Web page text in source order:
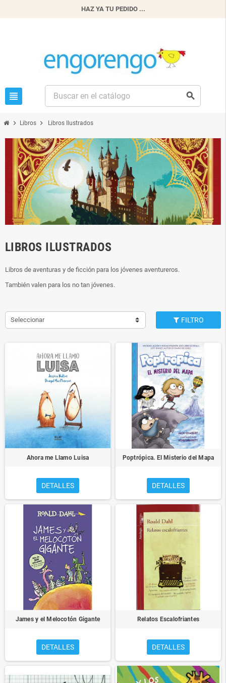
HAZ YA TU PEDIDO ...
view_headline search
chevron_right Libros chevron_right Libros Ilustrados
LIBROS ILUSTRADOS
Libros de aventuras y de ficción para los jóvenes aventureros.
También valen para los no tan jóvenes.
Seleccionar FILTRO
Ahora me Llamo Luisa
DETALLES
Poptrópica. El Misterio del Mapa
DETALLES
James y el Melocotón Gigante
DETALLES
Relatos Escalofriantes
DETALLES